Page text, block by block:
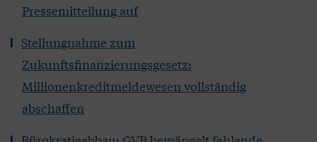
Pressemitteilung auf
Stellungnahme zum
Zukunftsfinanzierungsgesetz:
Millionenkreditmeldewesen vollständig
abschaffen